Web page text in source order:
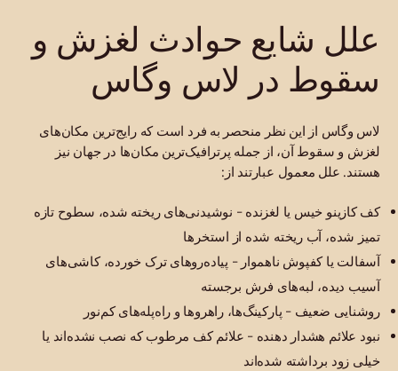
علل شایع حوادث لغزش و
سقوط در لاس وگاس
لاس وگاس از این نظر منحصر به فرد است که رایج‌ترین مکان‌های
لغزش و سقوط آن، از جمله پرترافیک‌ترین مکان‌ها در جهان نیز
هستند. علل معمول عبارتند از:
کف کازینو خیس یا لغزنده - نوشیدنی‌های ریخته شده، سطوح تازه
تمیز شده، آب ریخته شده از استخرها
آسفالت یا کفپوش ناهموار - پیاده‌روهای ترک خورده، کاشی‌های
آسیب دیده، لبه‌های فرش برجسته
روشنایی ضعیف - پارکینگ‌ها، راهروها و راه‌پله‌های کم‌نور
نبود علائم هشدار دهنده - علائم کف مرطوب که نصب نشده‌اند یا
خیلی زود برداشته شده‌اند